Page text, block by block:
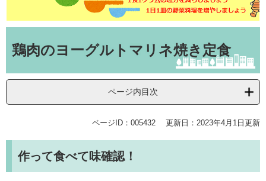
文鶏肉のヨーグルトマリネ焼き定食
ページ内目次
ページID：005432 更新日：2023年4月1日更新
作って食べて味確認！